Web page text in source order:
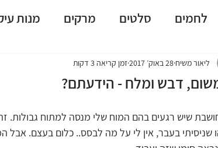
לחמים סלטים מרקים מנות
עוגות בחושות פאי וטארט
ללא מיקסר נומה טבעוני
דבש ומלח - הידעתם?
ליאור משיח28 באוק׳ 2017 זמן קריאה 3 דקות
שיש רגעים בהם המוח שלי מנסה למתוח גבולות.
שניסיתי בעבר, אין לי על מה לבסס.. כלום בעצם.